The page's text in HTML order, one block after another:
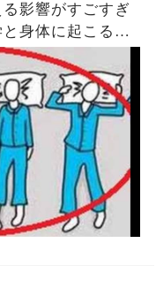
影響がすごすぎ
身体に起こる現
白いけど知ると後